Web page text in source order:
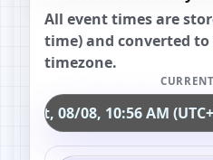
All event times are
time) and converted to
timezone.
Sat, 08/08, 10:56 AM